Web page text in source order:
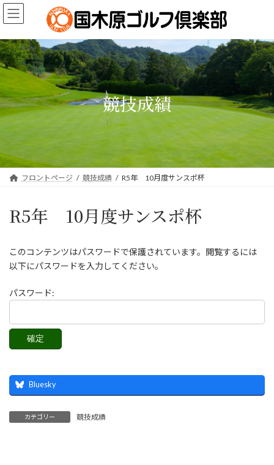
コ
ン
ン
ツ
へ
キ
ッ
プ
ナ
ビ
ー
シ
ョ
に
移
動
競技成績
フロントページ 競技成績 R5年 10月度サンスポ杯
R5年 10月度サンスポ杯
このコンテンツはパスワードで保護されています。閲覧するには
以下にパスワードを入力してください。
パスワード:
Bluesky
カテゴリー 競技成績